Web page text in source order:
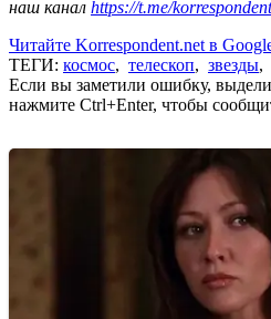
наш канал https://t.me/
Читайте Korrespondent.net в
ТЕГИ: космос, телескоп, звезды,
Если вы заметили ошибку,
нажмите Ctrl+Enter, чтобы